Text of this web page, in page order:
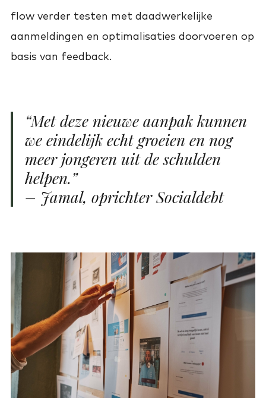
flow verder testen met daadwerkelijke
aanmeldingen en optimalisaties doorvoeren op
basis van feedback.
“Met deze nieuwe aanpak kunnen
we eindelijk echt groeien en nog
meer jongeren uit de schulden
helpen.”
– Jamal, oprichter Socialdebt